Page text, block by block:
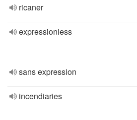
ricaner
expressionless
sans expression
incendiaries